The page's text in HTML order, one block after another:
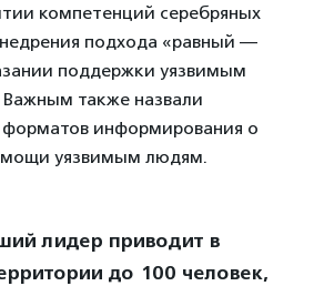
компетенций серебряных
подхода «равный —
поддержки уязвимым
также назвали
форматов информирования о
уязвимым людям.
лидер приводит в
до 100 человек,